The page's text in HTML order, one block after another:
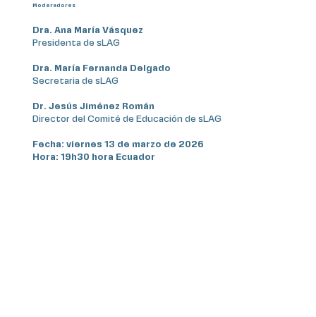
Moderadores
Dra. Ana María Vásquez
Presidenta de sLAG
Dra. María Fernanda Delgado
Secretaria de sLAG
Dr. Jesús Jiménez Román
Director del Comité de Educación de sLAG
Fecha: viernes 13 de marzo de 2026
Hora: 19h30 hora Ecuador